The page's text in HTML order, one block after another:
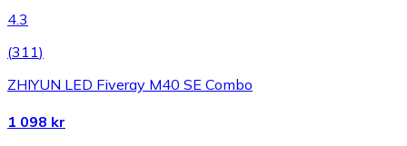
4.3
(311)
ZHIYUN LED Fiveray M40 SE Combo
1 098 kr